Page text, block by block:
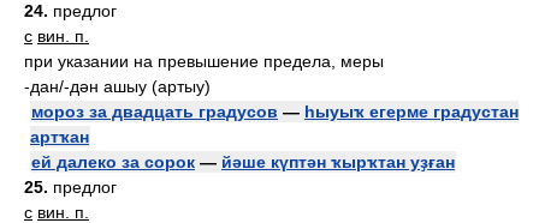
24. предлог
с вин. п.
при указании на превышение предела, меры
-дан/-дән ашыу (артыу)
мороз за двадцать градусов — һыуыҡ егерме градустан
артҡан
ей далеко за сорок — йәше күптән ҡырҡтан уҙған
25. предлог
с вин. п.